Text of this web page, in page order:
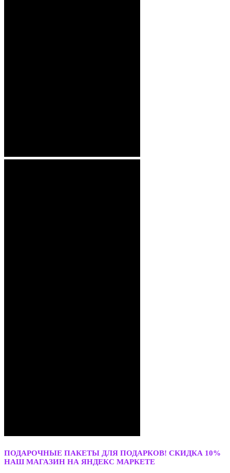
ПОДАРОЧНЫЕ ПАКЕТЫ ДЛЯ ПОДАРКОВ! СКИДКА 10%
НАШ МАГАЗИН НА ЯНДЕКС МАРКЕТЕ